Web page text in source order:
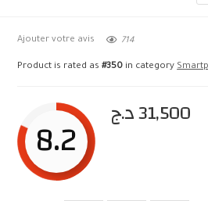
Ajouter votre avis 714
Product is rated as#350 in category
8.2 31,500د.ج